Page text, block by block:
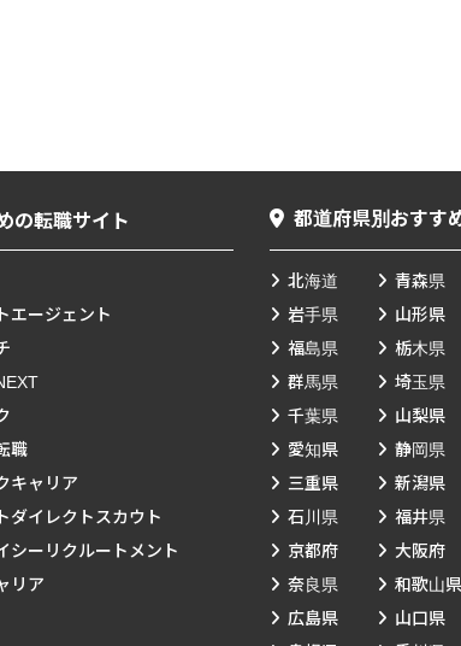
の転職サイト
エージェント
職
キャリア
ダイレクトスカウト
シーリクルートメント
リア
都道府県別おすす
北海道 青森県
岩手県
山形県
福島県
栃木県
群馬県
埼玉県
千葉県
山梨県
愛知県
静岡県
三重県
新潟県
石川県
福井県
京都府
大阪府
奈良県
和歌山県
広島県
山口県